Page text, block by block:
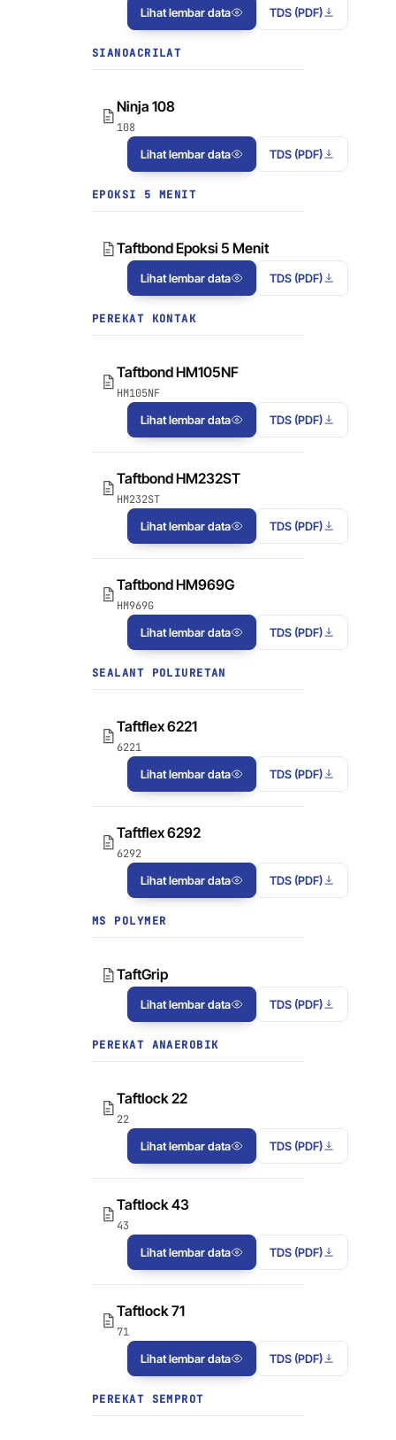
Lihat lembar data TDS (PDF)
SIANOACRILAT
Ninja 108
108
Lihat lembar data
TDS (PDF)
EPOKSI 5 MENIT
Taftbond Epoksi 5 Menit
Lihat lembar data TDS (PDF)
PEREKAT KONTAK
Taftbond HM105NF
HM105NF
Lihat lembar data
TDS (PDF)
Taftbond HM232ST
HM232ST
Lihat lembar data
TDS (PDF)
Taftbond HM969G
HM969G
Lihat lembar data
TDS (PDF)
SEALANT POLIURETAN
Taftflex 6221
6221
Lihat lembar data
TDS (PDF)
Taftflex 6292
6292
Lihat lembar data
TDS (PDF)
MS POLYMER
TaftGrip
Lihat lembar data TDS (PDF)
PEREKAT ANAEROBIK
Taftlock 22
22
Lihat lembar data
TDS (PDF)
Taftlock 43
43
Lihat lembar data
TDS (PDF)
Taftlock 71
71
Lihat lembar data
TDS (PDF)
PEREKAT SEMPROT